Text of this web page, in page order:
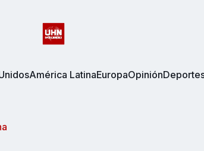
América LatinaEuropaOpinión